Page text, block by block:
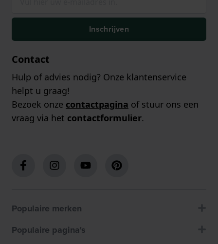
Inschrijven
Contact
Hulp of advies nodig? Onze klantenservice
helpt u graag!
Bezoek onze contactpagina of stuur ons een
vraag via het contactformulier.
Populaire merken
Populaire pagina's